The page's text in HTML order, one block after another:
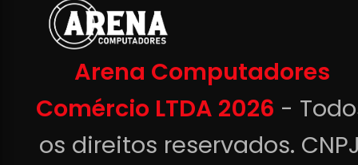
Arena Computadores
Comércio LTDA 2026 -
os direitos reservados.